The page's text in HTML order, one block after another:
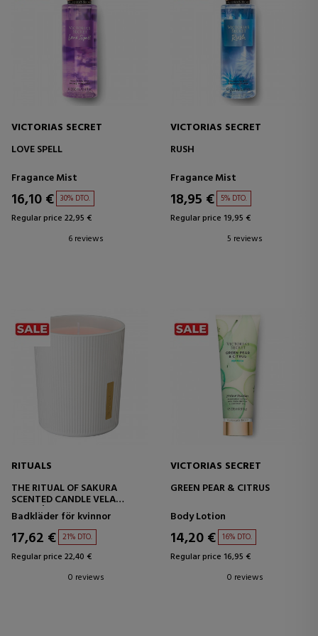
VICTORIAS SECRET
LOVE SPELL
Fragance Mist
16,10 € 30% DTO.
Regular price 22,95 €
6 reviews
VICTORIAS SECRET
RUSH
Fragance Mist
18,95 € 5% DTO.
Regular price 19,95 €
5 reviews
RITUALS
THE RITUAL OF SAKURA
SCENTED CANDLE VELA
AROMÁTICA
Badkläder för kvinnor
17,62 € 21% DTO.
Regular price 22,40 €
0 reviews
VICTORIAS SECRET
GREEN PEAR & CITRUS
Body Lotion
14,20 € 16% DTO.
Regular price 16,95 €
0 reviews